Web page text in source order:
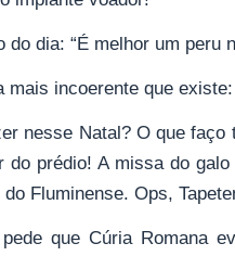
do dia: “É melhor um peru
mais incoerente que
nesse Natal? O que
do prédio! A missa do
Fluminense. Ops,
que Cúria Romana